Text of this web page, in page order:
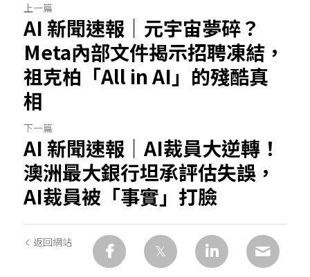
上一篇
AI 新聞速報｜元宇宙夢碎？
Meta內部文件揭示招聘凍結，
祖克柏「All in AI」的殘酷真
相
下一篇
AI 新聞速報｜AI裁員大逆轉！
澳洲最大銀行坦承評估失誤，
AI裁員被「事實」打臉
返回網站